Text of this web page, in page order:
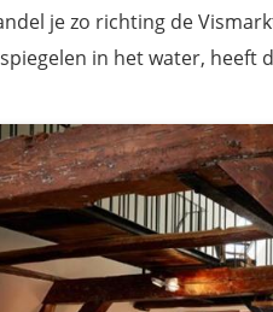
je zo richting de
in het water, heeft